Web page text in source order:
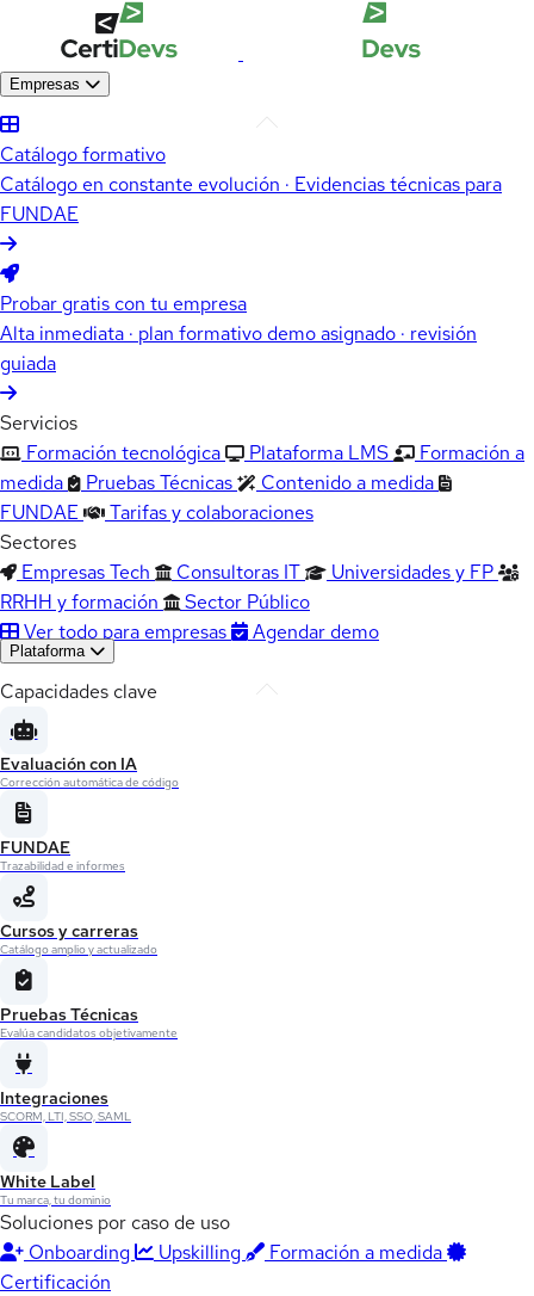
Empresas
Catálogo formativo
Catálogo en constante evolución · Evidencias técnicas para
FUNDAE
Probar gratis con tu empresa
Alta inmediata · plan formativo demo asignado · revisión
guiada
Servicios
Formación tecnológica
Plataforma LMS
Formación a
medida
Pruebas Técnicas
Contenido a medida
FUNDAE
Tarifas y colaboraciones
Sectores
Empresas Tech
Consultoras IT
Universidades y FP
RRHH y formación
Sector Público
Ver todo para empresas
Agendar demo
Plataforma
Capacidades clave
Evaluación con IA
Corrección automática de código
FUNDAE
Trazabilidad e informes
Cursos y carreras
Catálogo amplio y actualizado
Pruebas Técnicas
Evalúa candidatos objetivamente
Integraciones
SCORM, LTI, SSO, SAML
White Label
Tu marca, tu dominio
Soluciones por caso de uso
Onboarding
Upskilling
Formación a medida
Certificación